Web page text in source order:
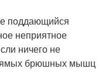
поддающийся
неприятное
ничего не
брюшных мышц